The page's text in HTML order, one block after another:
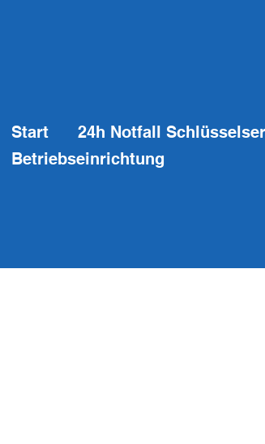
Start 24h Notfall
Betriebseinrichtung